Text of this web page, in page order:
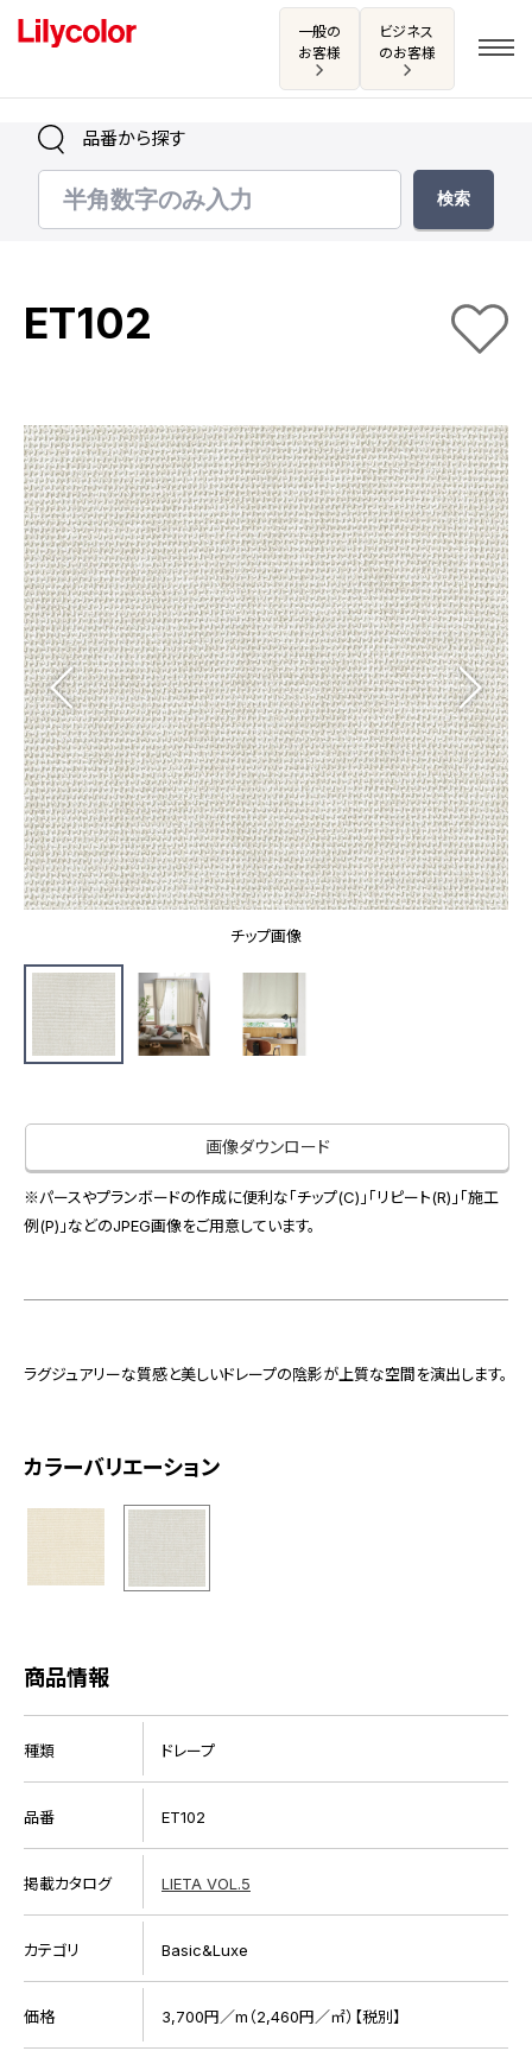
一般の
お客様
ビジネス
のお客様
ログイン・新規会員登録
お気に入り
商品を探す
商品を探す トップ
壁紙
カーテン
床材
ブランド・コレクション
Lilycolor Coordinate 着せ替えシミュレーション
カタログ一覧
カタログ一覧 トップ
壁紙
カーテン
床材
サステナブル商品
ノンワックス床タイル
壁紙機能性ガイド
施工事例
施工事例 トップ
医療・福祉施設
ホテル・オフィス・店舗
モデルハウス
新築戸建・マンション
#リリカラのある暮らし
リリカラノート
ショールーム
ショールーム トップ
東京ショールーム
大阪ショールーム
仙台ショールーム
お客様サポート
お客様サポート トップ
画像ダウンロード
動画一覧
お役立ち資料
サンプル・カタログ請求／お問い合わせ（ビジネスのお客様）
非住宅案件に関するお問い合わせ
スペースソリューション事業
オフィスソリューション事業
会社情報
品番から探す
ET102
チップ画像
画像ダウンロード
※パースやプランボードの作成に便利な「チップ(C)」「リピート(R)」「施工
例(P)」などのJPEG画像をご用意しています。
ラグジュアリーな質感と美しいドレープの陰影が上質な空間を演出します。
カラーバリエーション
商品情報
種類 ドレープ
品番 ET102
掲載カタログ LIETA VOL.5
カテゴリ Basic&Luxe
価格 3,700円／m（2,460円／㎡）【税別】